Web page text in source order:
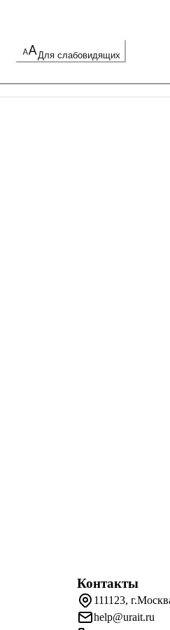
Для слабовидящих
Контакты
111123,
help@urait.ru